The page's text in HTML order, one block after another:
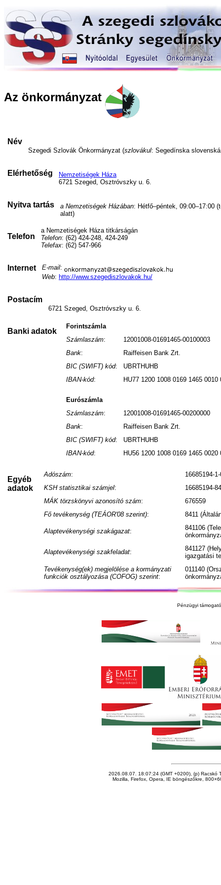
Az önkormányzat
Név
Szegedi Szlovák Önkormányzat (szlovákul: Segedínska
Elérhetőség
Nemzetiségek Háza
6721 Szeged, Osztróvszky u. 6.
Nyitva tartás a Nemzetiségek Házában: Hétfő–péntek, 09:00–17:00
alatt)
Telefon
a Nemzetiségek Háza titkárságán
Telefon: (62) 424-248, 424-249
Telefax: (62) 547-966
Internet E-mail:
Web: http://www.szegediszlovakok.hu/
Postacím
6721 Szeged, Osztróvszky u. 6.
Banki adatok
Forintszámla
Számlaszám:
12001008-01691465-00100003
Bank:
Raiffeisen Bank Zrt.
BIC (SWIFT) kód:
UBRTHUHB
IBAN-kód: HU77 1200 1008 0169 1465 0010
Eurószámla
Számlaszám:
12001008-01691465-00200000
Bank:
Raiffeisen Bank Zrt.
BIC (SWIFT) kód:
UBRTHUHB
IBAN-kód: HU56 1200 1008 0169 1465 0020
Egyéb
adatok
Adószám:
16685194-
KSH statisztikai számjel:
16685194-
MÁK törzskönyvi azonosító szám:
676559
Fő tevékenység (TEÁOR'08 szerint): 8411
Alaptevékenységi szakágazat:
841106
Alaptevékenységi szakfeladat:
841127
igazgatási
Tevékenység(ek) megjelölése a kormányzati
funkciók osztályozása (COFOG) szerint:
011140
Pénzügyi
2026.08.07. 18:07:24 (GMT +0200), (p) Racskó
Mozilla, Firefox, Opera, IE böngészőkre,